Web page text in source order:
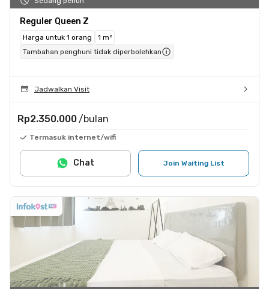
Reguler Queen Z
Harga untuk 1 orang
1 m²
Tambahan penghuni tidak diperbolehkan
Jadwalkan Visit
Rp2.350.000 /bulan
Termasuk internet/wifi
Join Waiting List
Chat